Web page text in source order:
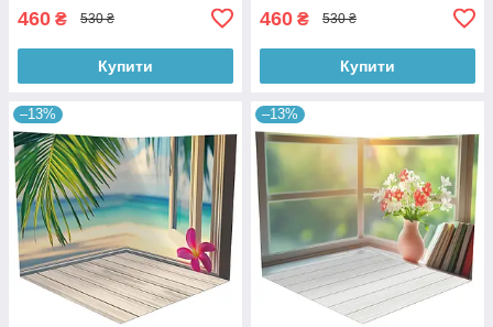
460 ₴ 530 ₴
Купити
460 ₴ 530 ₴
Купити
–13% –13%